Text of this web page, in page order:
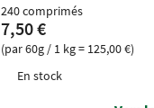
240 comprimés
7,50 €
(par 60g / 1 kg = 125,00 €)
En stock